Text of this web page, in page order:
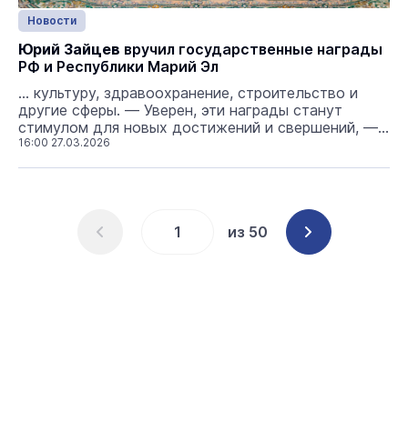
Новости
Юрий Зайцев вручил государственные награды
РФ и Республики Марий Эл
... культуру, здравоохранение, строительство и
другие сферы. — Уверен, эти награды станут
стимулом для новых достижений и свершений, —
отметилЮрий Зайцев
16:00 27.03.2026
из 50